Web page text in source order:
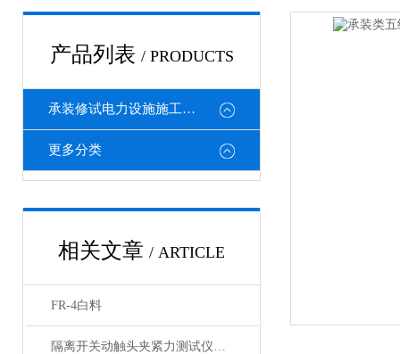
产品列表 / PRODUCTS
承装修试电力设施施工机具
更多分类
相关文章 / ARTICLE
FR-4白料
隔离开关动触头夹紧力测试仪的工作原理